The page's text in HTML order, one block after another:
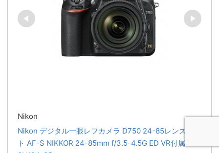
Nikon
Nikon デジタル一眼レフカメラ D750 24-85レンズキッ
ト AF-S NIKKOR 24-85mm f/3.5-4.5G ED VR付属 D75